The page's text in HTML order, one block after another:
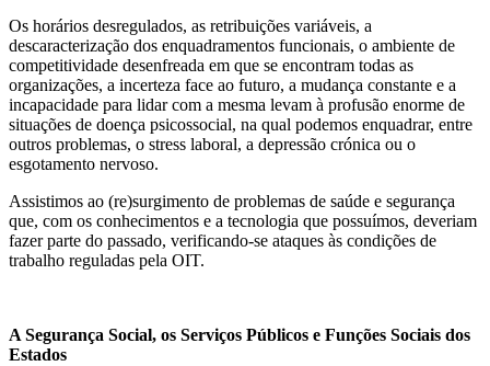
Os horários desregulados, as retribuições variáveis, a
descaracterização dos enquadramentos funcionais, o ambiente de
competitividade desenfreada em que se encontram todas as
organizações, a incerteza face ao futuro, a mudança constante e a
incapacidade para lidar com a mesma levam à profusão enorme de
situações de doença psicossocial, na qual podemos enquadrar, entre
outros problemas, o stress laboral, a depressão crónica ou o
esgotamento nervoso.
Assistimos ao (re)surgimento de problemas de saúde e segurança
que, com os conhecimentos e a tecnologia que possuímos, deveriam
fazer parte do passado, verificando-se ataques às condições de
trabalho reguladas pela OIT.
A Segurança Social, os Serviços Públicos e Funções Sociais dos
Estados